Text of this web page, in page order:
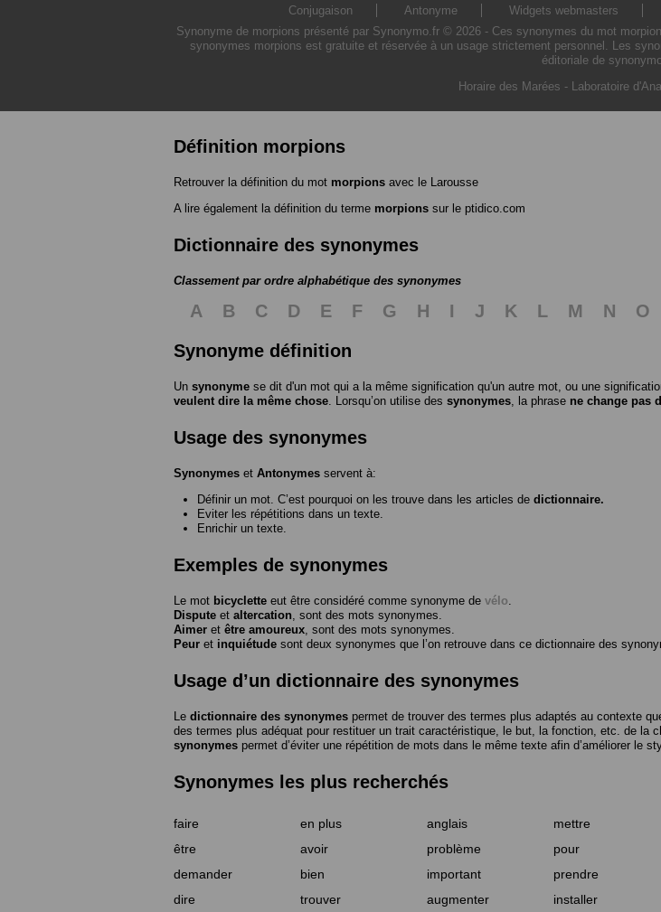
Conjugaison Antonyme Widgets webmasters
Synonyme de morpions présenté par Synonymo.fr © 2026 - Ces synonymes du mot
synonymes morpions est gratuite et réservée à un usage strictement personnel. Les
éditoriale de
Horaire des Marées - Laboratoire
Définition morpions
Retrouver la définition du mot morpions avec le Larousse
A lire également la définition du terme morpions sur le ptidico.com
Dictionnaire des synonymes
Classement par ordre alphabétique des synonymes
A B C D E F G H I J K L M N O
Synonyme définition
Un synonyme se dit d'un mot qui a la même signification qu'un autre mot, ou une
veulent dire la même chose . Lorsqu’on utilise des synonymes , la phrase ne change pas
Usage des synonymes
Synonymes et Antonymes servent à:
Définir un mot. C’est pourquoi on les trouve dans les articles de dictionnaire.
Eviter les répétitions dans un texte.
Enrichir un texte.
Exemples de synonymes
Le mot bicyclette eut être considéré comme synonyme de vélo
Dispute et altercation , sont des mots synonymes.
Aimer et être amoureux , sont des mots synonymes.
Peur et inquiétude sont deux synonymes que l’on retrouve dans ce dictionnaire des
Usage d’un dictionnaire des synonymes
Le dictionnaire des synonymes permet de trouver des termes plus adaptés au contexte
des termes plus adéquat pour restituer un trait caractéristique, le but, la fonction, etc. de la
synonymes permet d’éviter une répétition de mots dans le même texte afin d’améliorer le
Synonymes les plus recherchés
faire en plus anglais mettre
être
avoir problème pour
demander
bien important prendre
dire
trouver augmenter installer